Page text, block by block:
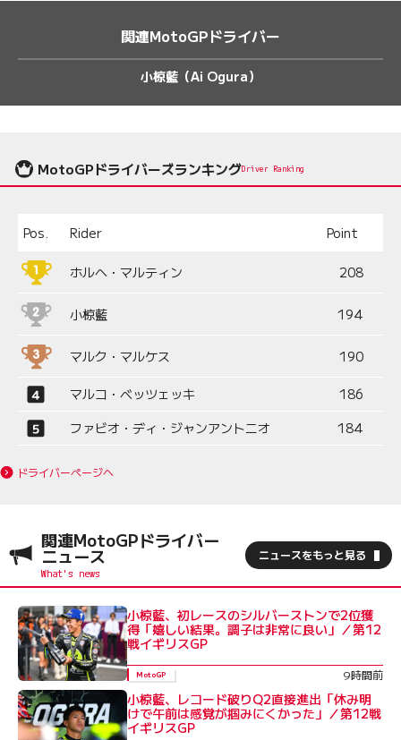
関連MotoGPドライバー
小椋藍（Ai Ogura）
MotoGPドライバーズランキングDriver Ranking
Pos. Rider Point
ホルヘ・マルティン 208
小椋藍 194
マルク・マルケス 190
マルコ・ベッツェッキ
186
ファビオ・ディ・ジャンアントニオ
184
ドライバーページへ
関連MotoGPドライバー
ニュース ニュースをもっと見る
小椋藍、初レースのシルバーストンで2位獲
得「嬉しい結果。調子は非常に良い」／第12
戦イギリスGP
MotoGP 9時間前
小椋藍、レコード破りQ2直接進出「休み明
けで午前は感覚が掴みにくかった」／第12戦
イギリスGP